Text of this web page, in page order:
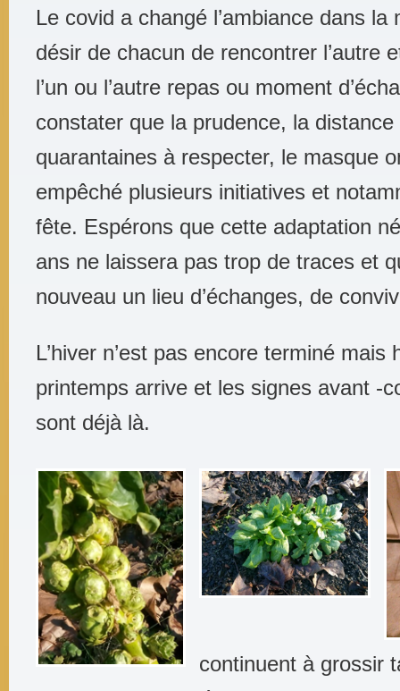
Le covid a changé l’ambiance dans
désir de chacun de rencontrer l’autre
l’un ou l’autre repas ou moment
constater que la prudence, la
quarantaines à respecter, le masque
empêché plusieurs initiatives et
fête. Espérons que cette adaptation
ans ne laissera pas trop de traces et
nouveau un lieu d’échanges, de
L’hiver n’est pas encore terminé mais
printemps arrive et les signes avant -
sont déjà là.
continuent à grossir